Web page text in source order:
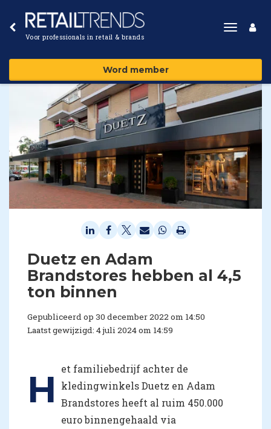
Voor professionals in retail & brands
Toggle
Word member
Duetz en Adam
Brandstores hebben al 4,5
ton binnen
Gepubliceerd op 30 december 2022 om 14:50
Laatst gewijzigd: 4 juli 2024 om 14:59
H
et familiebedrijf achter de
kledingwinkels Duetz en Adam
Brandstores heeft al ruim 450.000
euro binnengehaald via